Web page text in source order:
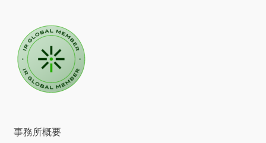
事務所概要